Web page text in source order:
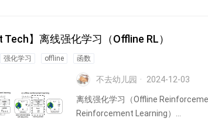
Tech】离线强化学习（Offline RL）
强化学习 offline 函数
不去幼儿园 2024-12-03
离线强化学习（Offline
Reinforcement Learning）...